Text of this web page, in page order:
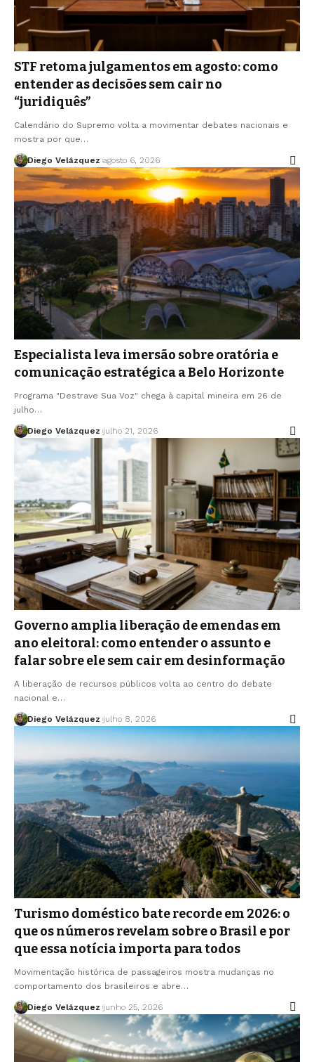
STF retoma julgamentos em agosto: como
entender as decisões sem cair no
“juridiquês”
Calendário do Supremo volta a movimentar debates nacionais e
mostra por que…
Diego Velázquez agosto 6, 2026
Especialista leva imersão sobre oratória e
comunicação estratégica a Belo Horizonte
Programa "Destrave Sua Voz" chega à capital mineira em 26 de
julho…
Diego Velázquez julho 21, 2026
Governo amplia liberação de emendas em
ano eleitoral: como entender o assunto e
falar sobre ele sem cair em desinformação
A liberação de recursos públicos volta ao centro do debate
nacional e…
Diego Velázquez julho 8, 2026
Turismo doméstico bate recorde em 2026: o
que os números revelam sobre o Brasil e por
que essa notícia importa para todos
Movimentação histórica de passageiros mostra mudanças no
comportamento dos brasileiros e abre…
Diego Velázquez junho 25, 2026